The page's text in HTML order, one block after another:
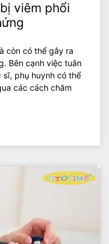
viêm phổi
còn có thể gây ra
Bên cạnh việc tuân
phụ huynh có thể
các cách chăm